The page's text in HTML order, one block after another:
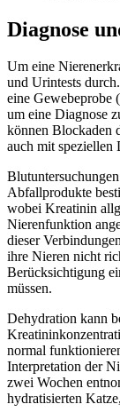
Diagnose
Um eine
und Urintests
eine Gewebeprobe
um eine Diagnose
können Blockaden
auch mit speziellen
Abfallprodukte
wobei Kreatinin
Nierenfunktion
dieser
ihre Nieren nicht
Berücksichtigung
müssen.
Dehydration kann
normal
Interpretation der
zwei Wochen
hydratisierten